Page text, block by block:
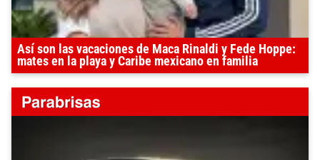
Así son las vacaciones de Maca Rinaldi y Fede Hoppe:
mates en la playa y Caribe mexicano en familia